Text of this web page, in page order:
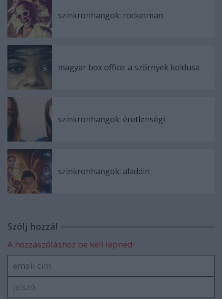
szinkronhangok: rocketman
magyar box office: a szörnyek koldusa
szinkronhangok: éretlenségi
szinkronhangok: aladdin
Szólj hozzá!
A hozzászóláshoz be kell lépned!